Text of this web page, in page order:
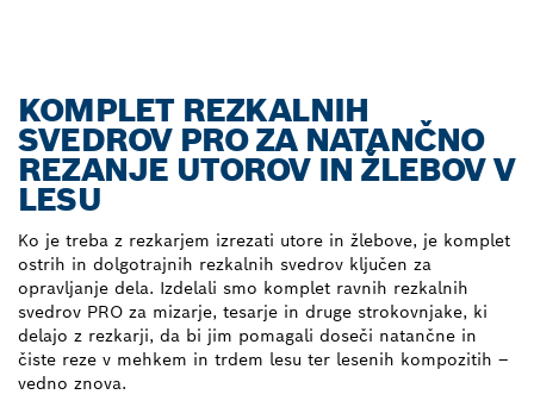
KOMPLET REZKALNIH
SVEDROV PRO ZA NATANČNO
REZANJE UTOROV IN ŽLEBOV V
LESU
Ko je treba z rezkarjem izrezati utore in žlebove, je komplet
ostrih in dolgotrajnih rezkalnih svedrov ključen za
opravljanje dela. Izdelali smo komplet ravnih rezkalnih
svedrov PRO za mizarje, tesarje in druge strokovnjake, ki
delajo z rezkarji, da bi jim pomagali doseči natančne in
čiste reze v mehkem in trdem lesu ter lesenih kompozitih –
vedno znova.